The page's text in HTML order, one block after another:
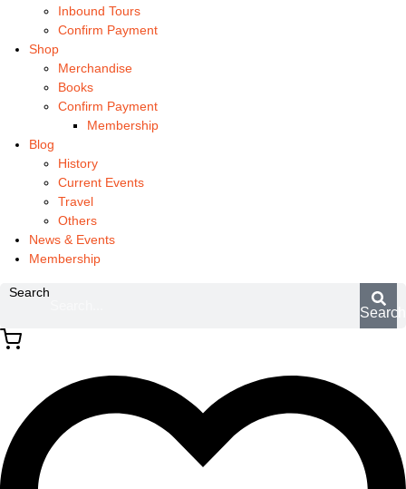
Inbound Tours
Confirm Payment
Shop
Merchandise
Books
Confirm Payment
Membership
Blog
History
Current Events
Travel
Others
News & Events
Membership
Search
Search